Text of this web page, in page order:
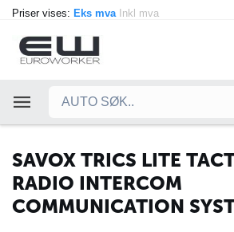
Priser vises: Eks mva Inkl mva
SAVOX TRICS LITE
RADIO INTERCOM
COMMUNICATION